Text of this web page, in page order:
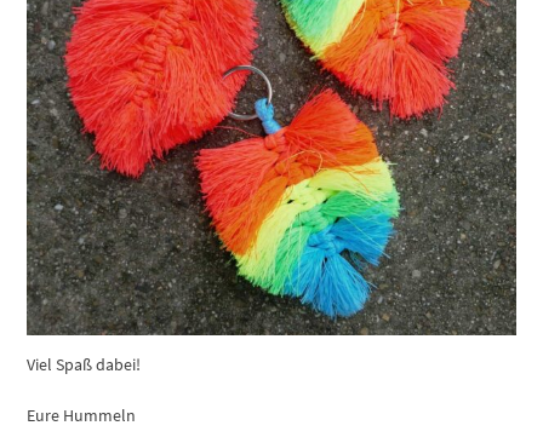
Viel Spaß dabei!
Eure Hummeln